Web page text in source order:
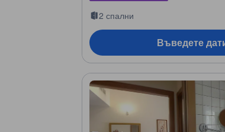
2 спални
Въведете